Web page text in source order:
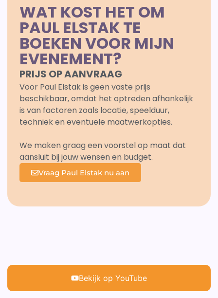
WAT KOST HET OM
PAUL ELSTAK TE
BOEKEN VOOR MIJN
EVENEMENT?
PRIJS OP AANVRAAG
Voor Paul Elstak is geen vaste prijs
beschikbaar, omdat het optreden afhankelijk
is van factoren zoals locatie, speelduur,
techniek en eventuele maatwerkopties.
We maken graag een voorstel op maat dat
aansluit bij jouw wensen en budget.
Vraag Paul Elstak nu aan
Bekijk op YouTube